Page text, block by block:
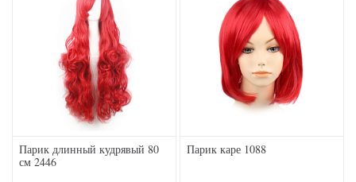
Парик длинный кудрявый 80
см 2446
Парик каре 1088